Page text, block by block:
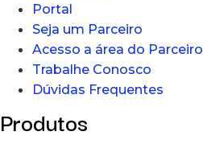
Portal
Seja um Parceiro
Acesso a área do Parceiro
Trabalhe Conosco
Dúvidas Frequentes
Produtos